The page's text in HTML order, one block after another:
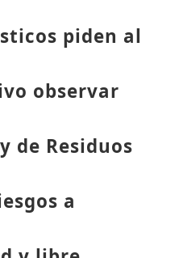
piden al
observar
de Residuos
a